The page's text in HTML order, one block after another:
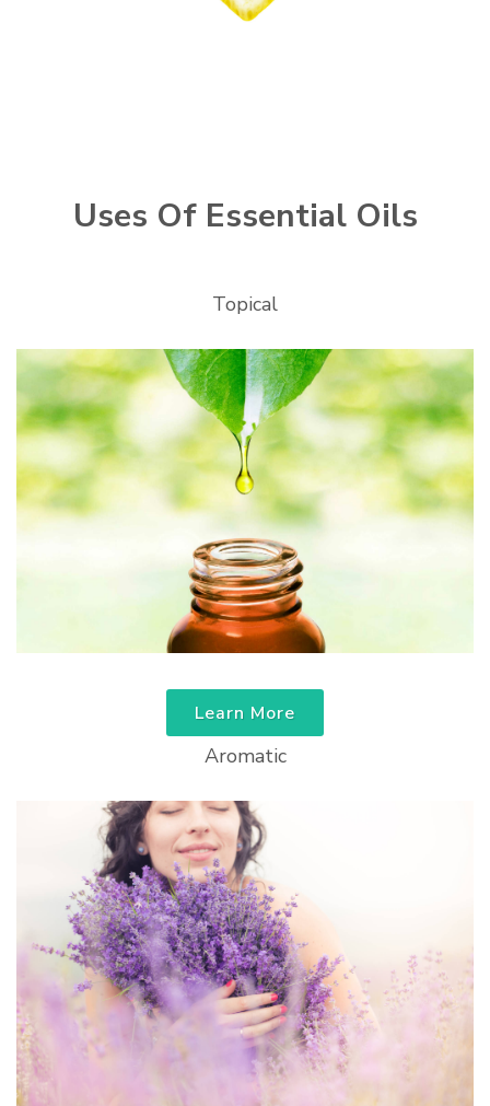
Uses Of Essential Oils
Topical
Learn More
Aromatic